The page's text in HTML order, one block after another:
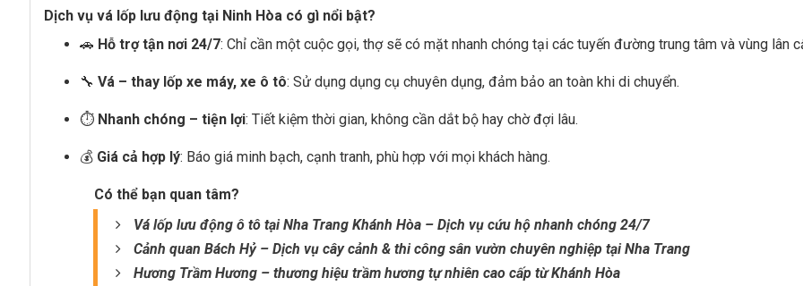
Dịch vụ vá lốp lưu động tại Ninh Hòa có gì nổi bật?
🚗 Hỗ trợ tận nơi 24/7: Chỉ cần một cuộc gọi, thợ sẽ có mặt nhanh chóng tại các tuyến đường trung tâm và vùng lân
🔧 Vá – thay lốp xe máy, xe ô tô: Sử dụng dụng cụ chuyên dụng, đảm bảo an toàn khi di chuyển.
⏱️ Nhanh chóng – tiện lợi: Tiết kiệm thời gian, không cần dắt bộ hay chờ đợi lâu.
💰 Giá cả hợp lý: Báo giá minh bạch, cạnh tranh, phù hợp với mọi khách hàng.
Có thể bạn quan tâm?
Vá lốp lưu động ô tô tại Nha Trang Khánh Hòa – Dịch vụ cứu hộ nhanh chóng 24/7
Cảnh quan Bách Hỷ – Dịch vụ cây cảnh & thi công sân vườn chuyên nghiệp tại Nha Trang
Hương Trầm Hương – thương hiệu trầm hương tự nhiên cao cấp từ Khánh Hòa